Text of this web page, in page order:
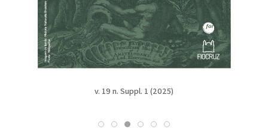
v. 19 n. Suppl. 1 (2025)